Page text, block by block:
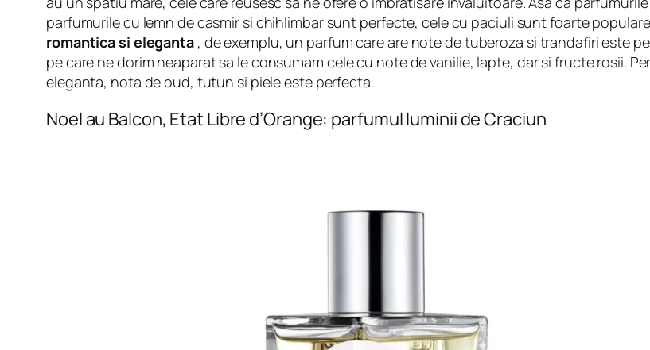
parfumurile cu lemn de casmir si chihlimbar sunt perfecte, cele cu paciuli sunt foarte
romantica si eleganta, de exemplu, un parfum care are note de tuberoza si trandafiri este
pe care ne dorim neaparat sa le consumam cele cu note de vanilie, lapte, dar si fructe rosii.
eleganta, nota de oud, tutun si piele este perfecta.
Noel au Balcon, Etat Libre d’Orange: parfumul luminii de Craciun